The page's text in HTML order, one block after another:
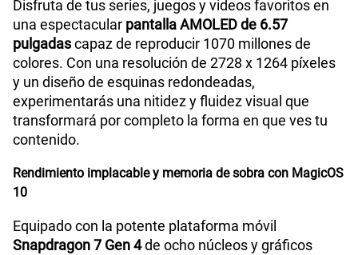
Disfruta de tus series, juegos y videos favoritos en
una espectacular pantalla AMOLED de 6.57
pulgadascapaz de reproducir 1070 millones de
colores. Con una resolución de 2728 x 1264 píxeles
y un diseño de esquinas redondeadas,
experimentarás una nitidez y fluidez visual que
transformará por completo la forma en que ves tu
contenido.
Rendimiento implacable y memoria de sobra con MagicOS
10
Equipado con la potente plataforma móvil
Snapdragon 7 Gen 4de ocho núcleos y gráficos